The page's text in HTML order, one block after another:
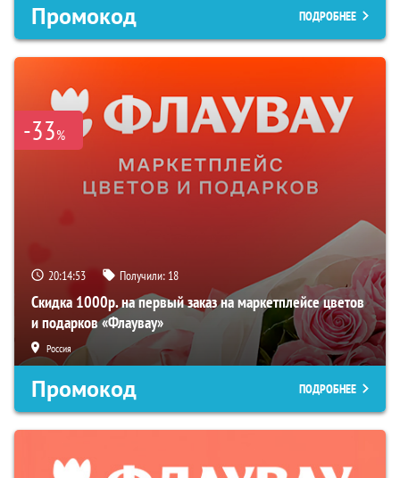
Промокод ПОДРОБНЕЕ
-33%
20:14:52 Получили: 18
Скидка 1000р. на первый заказ на маркетплейсе цветов
и подарков «Флаувау»
Россия
Промокод ПОДРОБНЕЕ